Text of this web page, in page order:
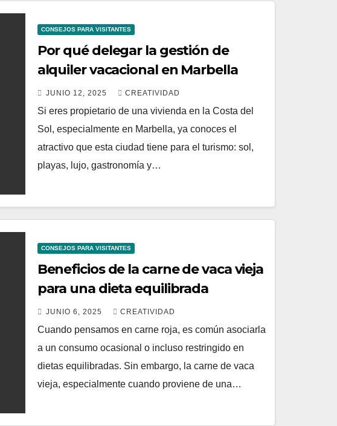
CONSEJOS PARA VISITANTES
Por qué delegar la gestión de
alquiler vacacional en Marbella
JUNIO 12, 2025 CREATIVIDAD
Si eres propietario de una vivienda en la Costa del
Sol, especialmente en Marbella, ya conoces el
atractivo que esta ciudad tiene para el turismo: sol,
playas, lujo, gastronomía y…
CONSEJOS PARA VISITANTES
Beneficios de la carne de vaca vieja
para una dieta equilibrada
JUNIO 6, 2025 CREATIVIDAD
Cuando pensamos en carne roja, es común asociarla
a un consumo ocasional o incluso restringido en
dietas equilibradas. Sin embargo, la carne de vaca
vieja, especialmente cuando proviene de una…